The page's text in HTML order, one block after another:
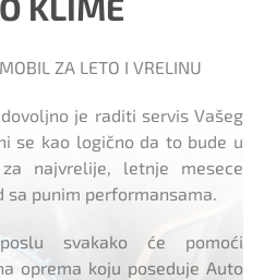
KLIME
ZA LETO I VRELINU
je raditi servis Vašeg
se kao logično da to bude u
najvrelije, letnje mesece
sa punim performansama.
svakako će pomoći
oprema koju poseduje Auto